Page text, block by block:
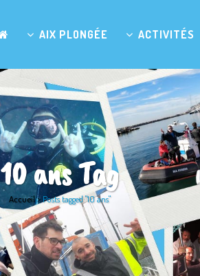
AIX PLONGÉE ACTIVITÉS
10 ans Tag
Accueil>Posts tagged "10 ans"